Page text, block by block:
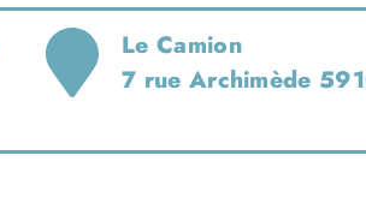
Le Camion
7 rue Archimède